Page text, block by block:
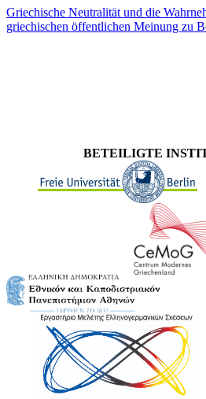
Griechische Neutralität und die
griechischen öffentlichen Meinung zu
BETEILIGTE